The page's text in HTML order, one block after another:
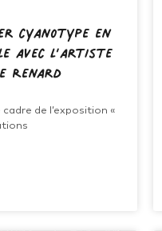
cyanotype en
avec l’artiste
Renard
cadre de l’exposition «